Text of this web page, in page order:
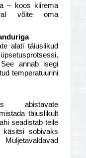
– koos kiirema
võite oma
alati täiuslikud
annab isegi
temperatuurini
abistavate
täiuslikult
seadistab teile
käsitsi sobivaks